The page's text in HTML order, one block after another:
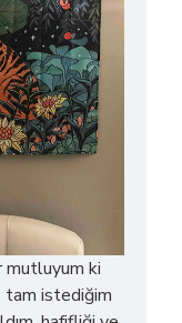
mutluyum ki
tam istediğim